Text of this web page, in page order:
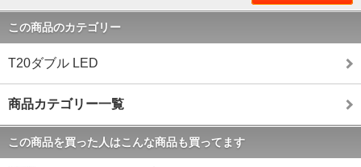
この商品のカテゴリー
T20ダブル LED
商品カテゴリー一覧
この商品を買った人はこんな商品も買ってます